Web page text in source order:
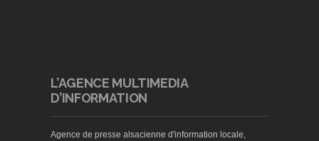
L’AGENCE MULTIMEDIA
D’INFORMATION
Agence de presse alsacienne d'information locale,